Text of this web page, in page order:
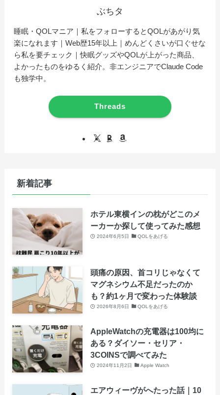
ぶちタ
睡眠・QOLマニア｜私をフォローするとQOLがあがり気
楽になれます｜Web歴15年以上｜めんどくさいが口ぐせな
ら私を要チェック｜快眠グッズやQOLが上がった商品、
よかったものをゆるく紹介。非エンジニアでClaude Code
も独学中。
Threads
新着記事
ホテル東横インの枕がどこのメ
ーカーか探して使ってみた感想
2024年6月5日 QOLをあげる
頭痛の原因、首コリじゃなくて
マグネシウム不足だったのか
も？約1ヶ月で変わった体験談
2026年8月6日 QOLをあげる
AppleWatchの充電器は100均に
ある？ダイソー・セリア・
3COINSで調べてみた
2024年11月2日 Apple Watch
エアウィーヴがへたった話｜10